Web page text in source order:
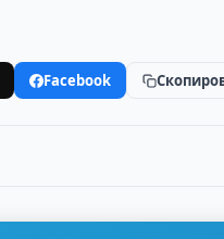
Facebook